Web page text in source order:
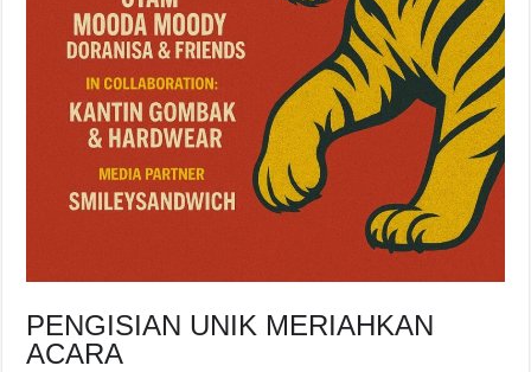
PENGISIAN UNIK MERIAHKAN
ACARA